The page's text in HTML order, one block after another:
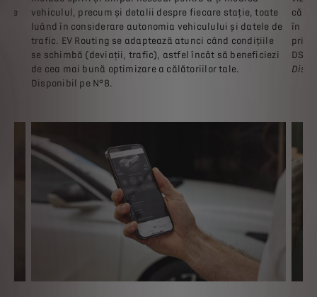
vehiculul, precum și detalii despre fiecare stație, toate
luând în considerare autonomia vehiculului și datele de
trafic. EV Routing se adaptează atunci când condițiile
se schimbă (deviații, trafic), astfel încât să beneficiezi
de cea mai bună optimizare a călătoriilor tale.
Disponibil pe N°8.
în
DS.